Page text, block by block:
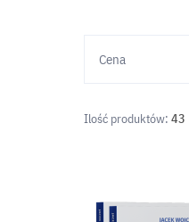
Cena
Ilość produktów: 43